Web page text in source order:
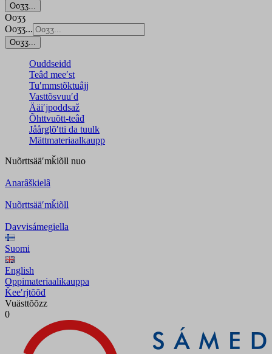
Ooʒʒ...
Ooʒʒ
Ooʒʒ...
Ooʒʒ...
Ouddseidd
Teâđ meeʹst
Tuʹmmstõktuâjj
Vasttõsvuuʹd
Ääiʹjpoddsaž
Õhttvuõtt-teâđ
Jåårǥlõʹtti da tuulk
Mättmateriaalkaupp
Nuõrttsääʹmǩiõll nuo
Anarâškielâ
Nuõrttsääʹmǩiõll
Davvisámegiella
Suomi
English
Oppimateriaalikauppa
Ǩeeʹrjtõõđ
Vuästtõõzz
0